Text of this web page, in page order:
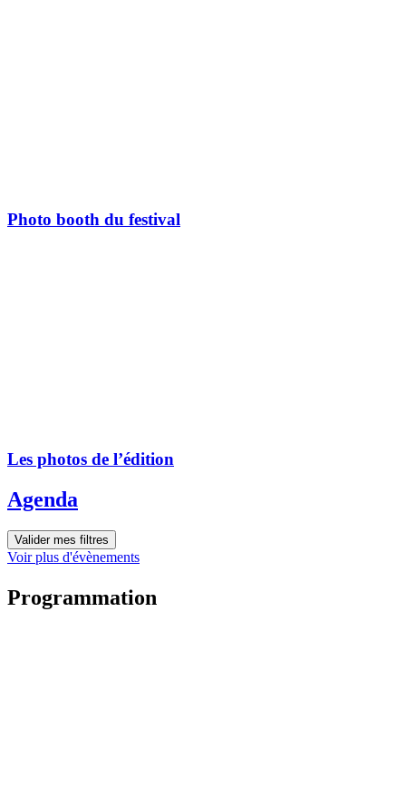
Photo booth du festival
Les photos de l’édition
Agenda
Valider mes filtres
Voir plus d'évènements
Programmation